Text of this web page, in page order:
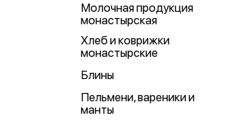
Молочная продукция
монастырская
Хлеб и коврижки
монастырские
Блины
Пельмени, вареники и
манты